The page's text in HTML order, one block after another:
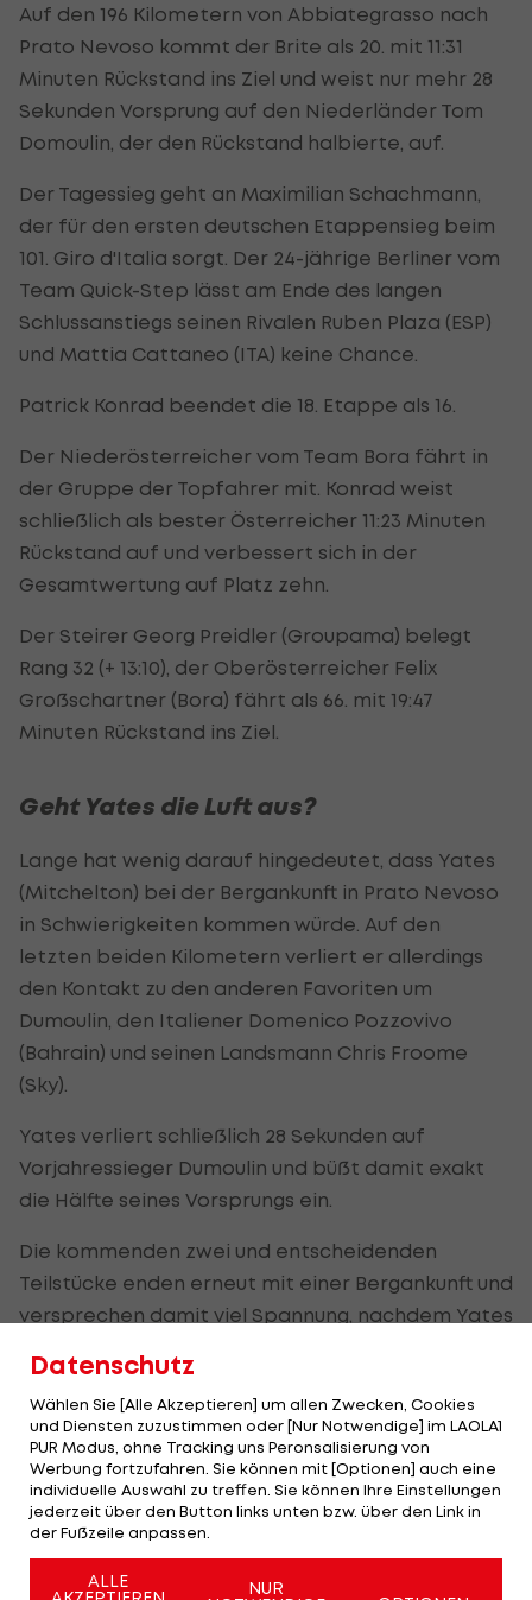
Auf den 196 Kilometern von Abbiategrasso nach
Prato Nevoso kommt der Brite als 20. mit 11:31
Minuten Rückstand ins Ziel und weist nur mehr 28
Sekunden Vorsprung auf den Niederländer Tom
Domoulin, der den Rückstand halbierte, auf.
Der Tagessieg geht an Maximilian Schachmann,
der für den ersten deutschen Etappensieg beim
101. Giro d'Italia sorgt. Der 24-jährige Berliner vom
Team Quick-Step lässt am Ende des langen
Schlussanstiegs seinen Rivalen Ruben Plaza (ESP)
und Mattia Cattaneo (ITA) keine Chance.
Patrick Konrad beendet die 18. Etappe als 16.
Der Niederösterreicher vom Team Bora fährt in
der Gruppe der Topfahrer mit. Konrad weist
schließlich als bester Österreicher 11:23 Minuten
Rückstand auf und verbessert sich in der
Gesamtwertung auf Platz zehn.
Der Steirer Georg Preidler (Groupama) belegt
Rang 32 (+ 13:10), der Oberösterreicher Felix
Großschartner (Bora) fährt als 66. mit 19:47
Minuten Rückstand ins Ziel.
Geht Yates die Luft aus?
Lange hat wenig darauf hingedeutet, dass Yates
(Mitchelton) bei der Bergankunft in Prato Nevoso
in Schwierigkeiten kommen würde. Auf den
letzten beiden Kilometern verliert er allerdings
den Kontakt zu den anderen Favoriten um
Dumoulin, den Italiener Domenico Pozzovivo
(Bahrain) und seinen Landsmann Chris Froome
(Sky).
Yates verliert schließlich 28 Sekunden auf
Vorjahressieger Dumoulin und büßt damit exakt
die Hälfte seines Vorsprungs ein.
Die kommenden zwei und entscheidenden
Teilstücke enden erneut mit einer Bergankunft und
versprechen damit viel Spannung, nachdem Yates
Er hat den Kontakt zu seinen direkten
Konkurrenten nach einer Attacke seines
Landsmanns Chris Froome verloren, der als
Gesamtvierter nur noch 3:22 Minuten hinter Yates
klassiert ist. Der Dritte Pozzovivo liegt 2:43
Minuten zurück.
Datenschutz
Wählen Sie [Alle Akzeptieren] um allen Zwecken, Cookies
und Diensten zuzustimmen oder [Nur Notwendige] im LAOLA1
PUR Modus, ohne Tracking uns Peronsalisierung von
Werbung fortzufahren. Sie können mit [Optionen] auch eine
individuelle Auswahl zu treffen. Sie können Ihre Einstellungen
jederzeit über den Button links unten bzw. über den Link in
der Fußzeile anpassen.
ALLE
NUR